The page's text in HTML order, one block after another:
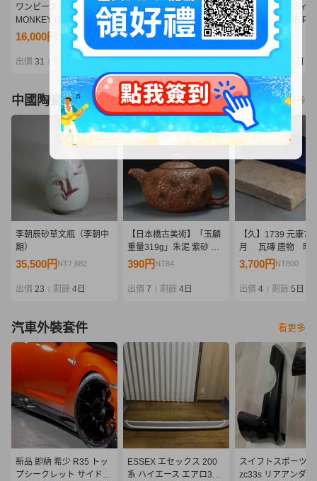
ワンピース Grandista
MONKEY D LUFFY
GEAR5-III モンキーDルフ
ィ ギア5 プライズフィギ
ュア フィギュア
16,000円 NT3,462
出價 31 結束
1円～ P.O.P LIMITED
EDITION/POP ONE
PIECE 黒檻のヒナ 再販
6,055円NT1,310
1円～ 未開封 フィ
ーツZERO ONE
ナミ 雷霆
3,370円NT729
中國陶瓷器 看更多
李朝辰砂草文瓶（李朝中
期）
35,500円 NT7,682
出價 23 剩餘 4日
【日本橋古美術】「玉麟
重量319g」朱泥 紫砂 壺
宜興 紫砂 壷 茶壺 煎茶 急
砂壺 紫砂壷 茶道具
390円 NT84
出價 7 剩餘 4日
【久】1739 元康7
月 瓦磚 唐物 時
品 唐物 中国
3,700円 NT800
出價 4 剩餘 5日
汽車外裝套件 看更多
新品 即納 希少 R35 トッ
プシークレット サイドデ
ESSEX エセックス 200
系 ハイエース エアロ3点
スイフトスポーツ
zc33s リアアンダー